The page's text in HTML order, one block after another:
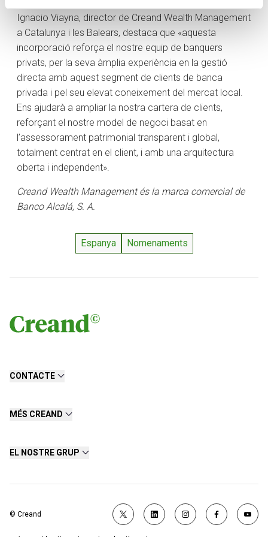
Ignacio Viayna, director de Creand Wealth Management
a Catalunya i les Balears, destaca que «aquesta
incorporació reforça el nostre equip de banquers
privats, per la seva àmplia experiència en la gestió
directa amb aquest segment de clients de banca
privada i pel seu elevat coneixement del mercat local.
Ens ajudarà a ampliar la nostra cartera de clients,
reforçant el nostre model de negoci basat en
l’assessorament patrimonial transparent i global,
totalment centrat en el client, i amb una arquitectura
oberta i independent».
Creand Wealth Management és la marca comercial de
Banco Alcalá, S. A.
Espanya Nomenaments
CONTACTE
MÉS CREAND
EL NOSTRE GRUP
© Creand